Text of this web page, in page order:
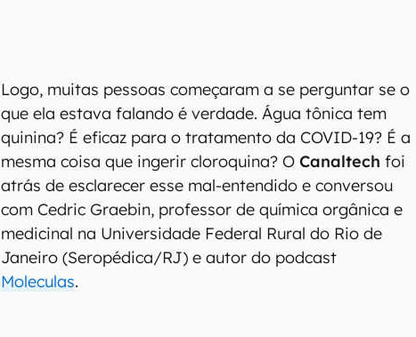
Logo, muitas pessoas começaram a se perguntar se o
que ela estava falando é verdade. Água tônica tem
quinina? É eficaz para o tratamento da COVID-19? É a
mesma coisa que ingerir cloroquina? OCanaltech foi
atrás de esclarecer esse mal-entendido e conversou
com Cedric Graebin, professor de química orgânica e
medicinal na Universidade Federal Rural do Rio de
Janeiro (Seropédica/RJ) e autor do podcast
Moleculas.